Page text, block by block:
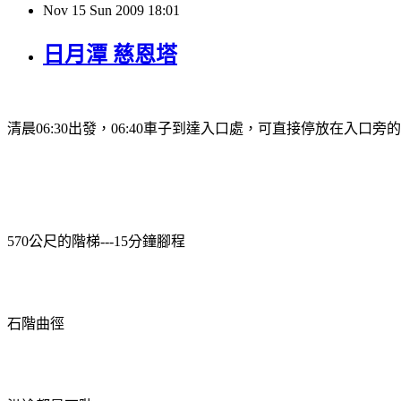
Nov 15 Sun 2009 18:01
日月潭 慈恩塔
清晨06:30出發， 06:40車子到達入口處，可直接停放在入口旁
570公尺的階梯---15分鐘腳程
石階曲徑